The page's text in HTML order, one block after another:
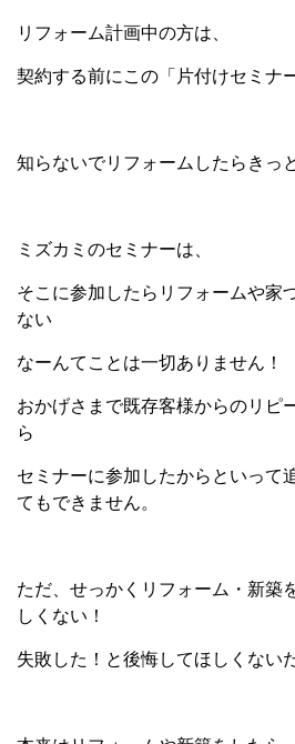
リフォーム計画中の方は、
契約する前にこの「片付けセミナ
知らないでリフォームしたらきっ
ミズカミのセミナーは、
そこに参加したらリフォームや家
ない
なーんてことは一切ありません！
おかげさまで既存客様からのリピ
ら
セミナーに参加したからといって
てもできません。
ただ、せっかくリフォーム・新築
しくない！
失敗した！と後悔してほしくない